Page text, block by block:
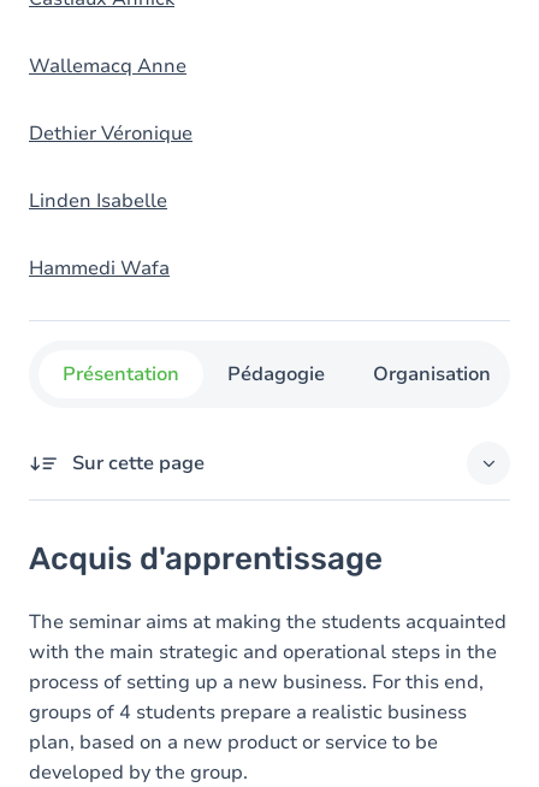
Wallemacq Anne
Dethier Véronique
Linden Isabelle
Hammedi Wafa
Présentation Pédagogie Organisation
Sur cette page
Contenu
Exercices
Acquis d'apprentissage
The seminar aims at making the students acquainted
with the main strategic and operational steps in the
process of setting up a new business. For this end,
groups of 4 students prepare a realistic business
plan, based on a new product or service to be
developed by the group.